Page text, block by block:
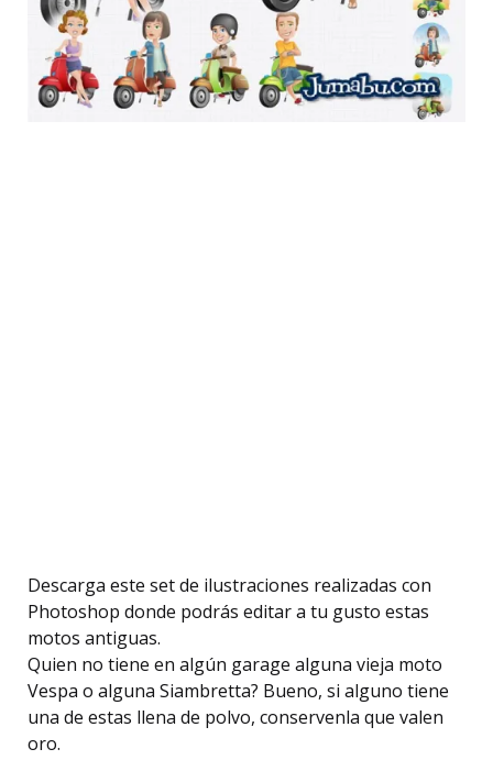
Descarga este set de ilustraciones realizadas con
Photoshop donde podrás editar a tu gusto estas
motos antiguas.
Quien no tiene en algún garage alguna vieja moto
Vespa o alguna Siambretta? Bueno, si alguno tiene
una de estas llena de polvo, conservenla que valen
oro.